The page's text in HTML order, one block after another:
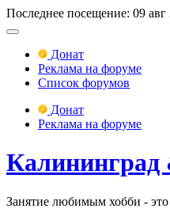
Последнее посещение: 09 авг
Донат
Реклама на форуме
Список форумов
Донат
Реклама на форуме
Занятие любимым хобби -